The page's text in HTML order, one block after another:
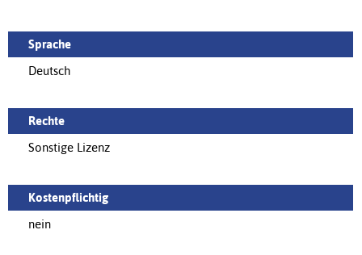
Sprache
Deutsch
Rechte
Sonstige Lizenz
Kostenpflichtig
nein